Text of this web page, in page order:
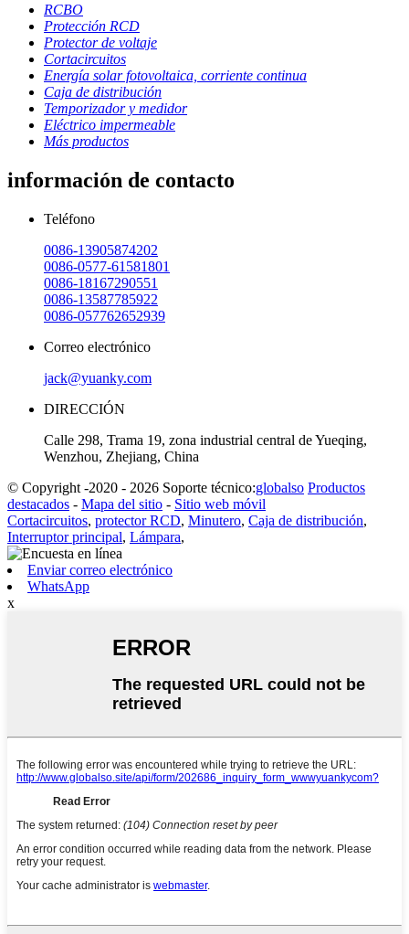
RCBO
Protección RCD
Protector de voltaje
Cortacircuitos
Energía solar fotovoltaica, corriente continua
Caja de distribución
Temporizador y medidor
Eléctrico impermeable
Más productos
información de contacto
Teléfono
0086-13905874202
0086-0577-61581801
0086-18167290551
0086-13587785922
0086-057762652939
Correo electrónico
jack@yuanky.com
DIRECCIÓN
Calle 298, Trama 19, zona industrial central de Yueqing,
Wenzhou, Zhejiang, China
© Copyright -2020 - 2026 Soporte técnico:globalso Productos
destacados - Mapa del sitio - Sitio web móvil
Cortacircuitos, protector RCD, Minutero, Caja de distribución,
Interruptor principal, Lámpara,
Enviar correo electrónico
WhatsApp
x